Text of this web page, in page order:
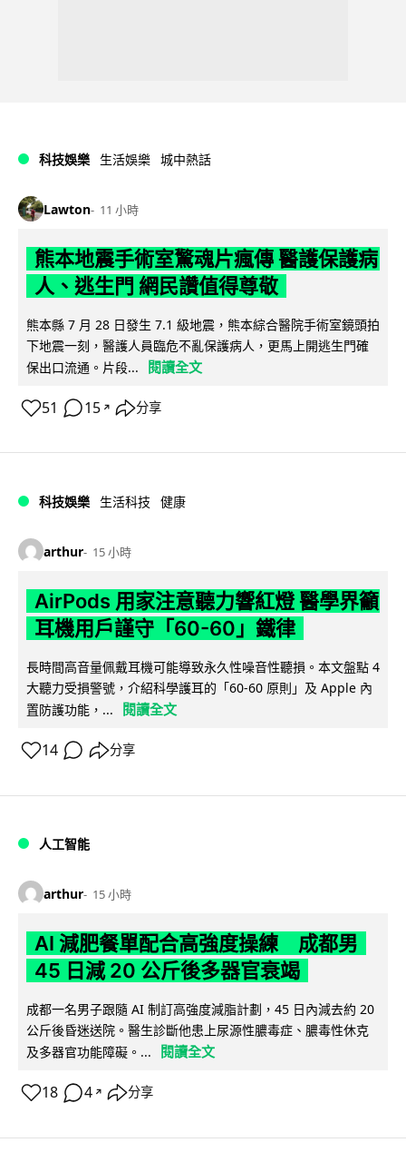
科技娛樂 生活娛樂 城中熱話
Lawton 11 小時
熊本地震手術室驚魂片瘋傳 醫護保護病
人、逃生門 網民讚值得尊敬
熊本縣 7 月 28 日發生 7.1 級地震，熊本綜合醫院手術室鏡頭拍
下地震一刻，醫護人員臨危不亂保護病人，更馬上開逃生門確
保出口流通。片段...
閱讀全文
51 15 ↗ 分享
科技娛樂 生活科技 健康
arthur 15 小時
AirPods 用家注意聽力響紅燈 醫學界籲
耳機用戶謹守「60-60」鐵律
長時間高音量佩戴耳機可能導致永久性噪音性聽損。本文盤點 4
大聽力受損警號，介紹科學護耳的「60-60 原則」及 Apple 內
置防護功能，...
閱讀全文
14 分享
人工智能
arthur 15 小時
AI 減肥餐單配合高強度操練 成都男
45 日減 20 公斤後多器官衰竭
成都一名男子跟隨 AI 制訂高強度減脂計劃，45 日內減去約 20
公斤後昏迷送院。醫生診斷他患上尿源性膿毒症、膿毒性休克
及多器官功能障礙。...
閱讀全文
18 4 ↗ 分享